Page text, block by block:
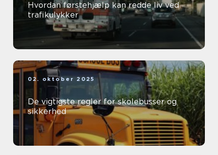
Hvordan førstehjælp kan redde liv ved
trafikulykker
02. oktober 2025
De vigtigste regler for skolebusser og
sikkerhed